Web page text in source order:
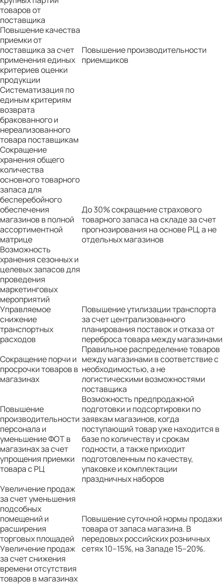
товаров от
поставщика
Повышение производительности
приемщиков
Повышение качества
приемки от
поставщика за счет
применения единых
критериев оценки
продукции
Систематизация по
единым критериям
возврата
бракованного и
нереализованного
товара поставщикам
Сокращение
хранения общего
количества
основного товарного
запаса для
бесперебойного
обеспечения
магазинов в полной
ассортиментной
матрице
До 30% сокращение страхового
товарного запаса на складе за счет
прогнозирования на основе РЦ, а не
отдельных магазинов
Возможность
хранения сезонных и
целевых запасов для
проведения
маркетинговых
мероприятий
Управляемое
снижение
транспортных
расходов
Повышение утилизации транспорта
за счет централизованного
планирования поставок и отказа от
переброса товара между магазинами
Сокращение порчи и
просрочки товаров в
магазинах
Правильное распределение товаров
между магазинами в соответствие с
необходимостью, а не
логистическими возможностями
поставщика
Повышение
производительности
персонала и
уменьшение ФОТ в
магазинах за счет
упрощения приемки
товара с РЦ
Возможность предпродажной
подготовки и подсортировки по
заявкам магазинов, когда
поступающий товар уже находится в
базе по количеству и срокам
годности, а также приходит
подготовленным по качеству,
упаковке и комплектации
праздничных наборов
Увеличение продаж
за счет уменьшения
подсобных
помещений и
расширения
торговых площадей
Повышение суточной нормы продажи
товара от запаса магазина. В
передовых российских розничных
сетях 10–15%, на Западе 15–20%.
Увеличение продаж
за счет снижения
времени отсутствия
товаров в магазинах